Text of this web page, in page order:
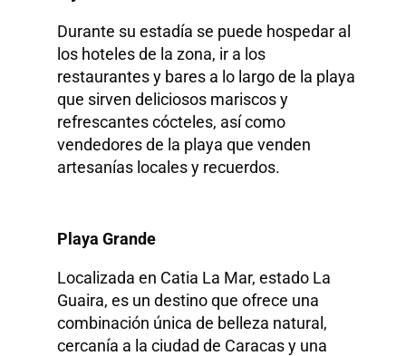
Durante su estadía se puede hospedar al
los hoteles de la zona, ir a los
restaurantes y bares a lo largo de la playa
que sirven deliciosos mariscos y
refrescantes cócteles, así como
vendedores de la playa que venden
artesanías locales y recuerdos.
Playa Grande
Localizada en Catia La Mar, estado La
Guaira, es un destino que ofrece una
combinación única de belleza natural,
cercanía a la ciudad de Caracas y una